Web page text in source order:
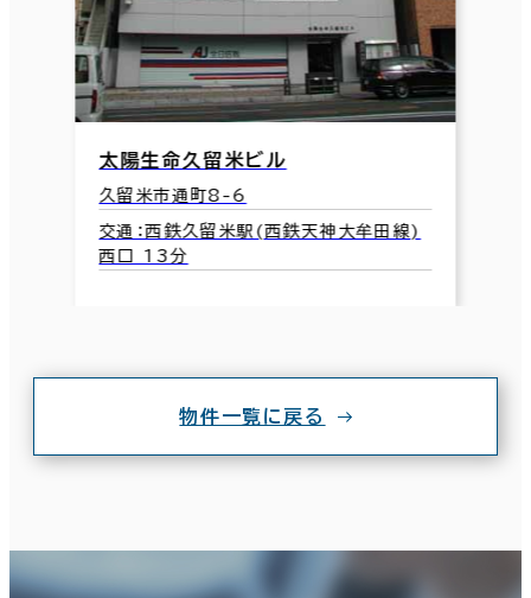
太陽生命久留米ビル
久留米市通町8-6
交通：西鉄久留米駅(西鉄天神大牟田線)
西口 13分
物件一覧に戻る